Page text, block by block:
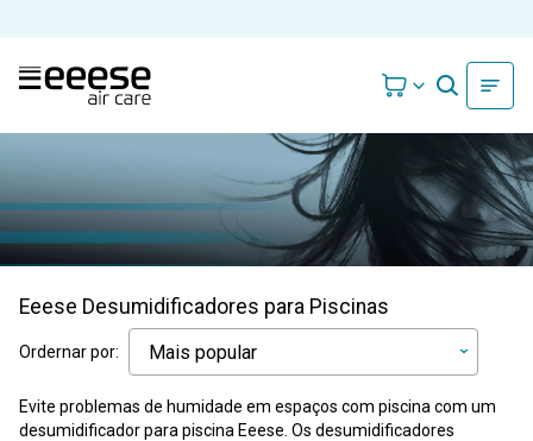
Eeese Desumidificadores para Piscinas
Ordernar por:
Evite problemas de humidade em espaços com piscina com um
desumidificador para piscina Eeese. Os desumidificadores